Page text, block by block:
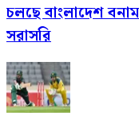
চলছে বাংলাদেশ
সরাসরি